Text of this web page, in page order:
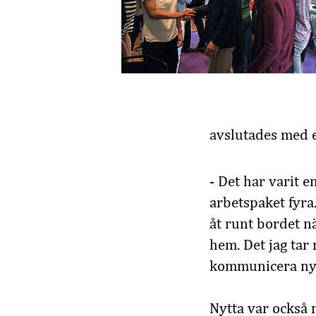
avslutades med
- Det har varit
arbetspaket
åt runt bordet
hem. Det jag
kommunicera
Nytta var också